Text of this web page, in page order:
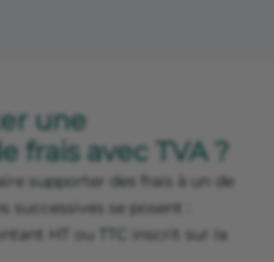
une
frais avec TVA ?
supporter des frais à un de
se posent :
HT ou TTC inscrit sur la